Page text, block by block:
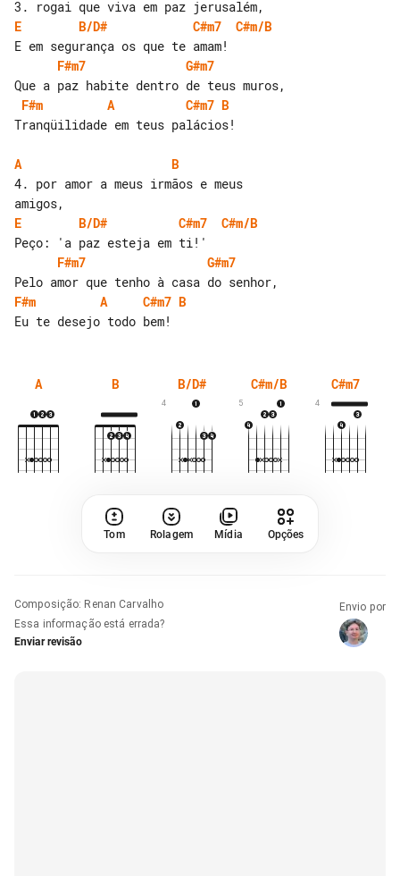
E
B/D# C#m7
C#m/B
F#m7
G#m7
F#m
A C#m7 B
Tranqüilidade em teus palácios!
A
B
4. por amor a meus irmãos e meus
E
B/D# C#m7
C#m/B
F#m7
G#m7
F#m
A C#m7 B
A B B/D#
4
C#m/B
5
C#m7
4
Tom Rolagem Mídia Opções
Composição: Renan Carvalho
Essa informação está errada?
Enviar revisão
Envio por